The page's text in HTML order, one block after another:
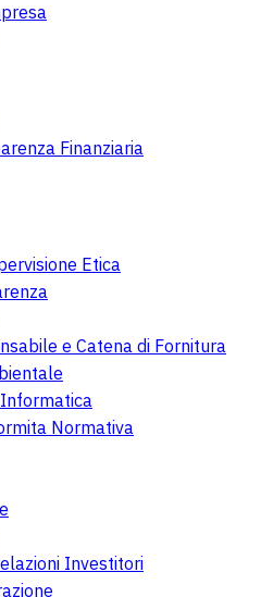
Finanziaria
Etica
e Catena di Fornitura
Informatica
Normativa
Investitori